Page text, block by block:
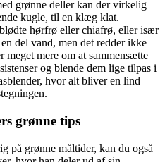
grønne deller kan der virkelig
kugle, til en klæg klat.
hørfrø eller chiafrø, eller især
del vand, men det redder ikke
mere om at sammensætte
og blende dem lige tilpas i
hvor alt bliver en lind
grønne tips
på grønne måltider, kan du også